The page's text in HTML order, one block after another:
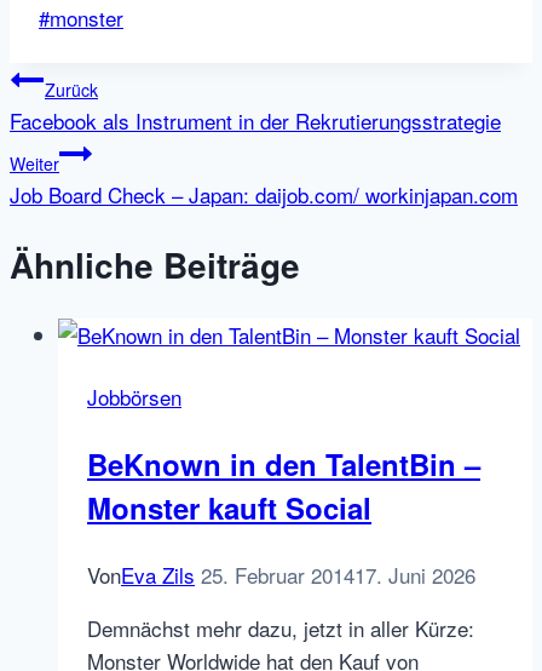
Schlagworte:
#monster
Beitragsnavigation
Zurück
Facebook als Instrument in der Rekrutierungsstrategie
Weiter
Job Board Check – Japan: daijob.com/ workinjapan.com
Ähnliche Beiträge
Jobbörsen
BeKnown in den TalentBin –
Monster kauft Social
VonEva Zils 25. Februar 201417. Juni 2026
Demnächst mehr dazu, jetzt in aller Kürze:
Monster Worldwide hat den Kauf von